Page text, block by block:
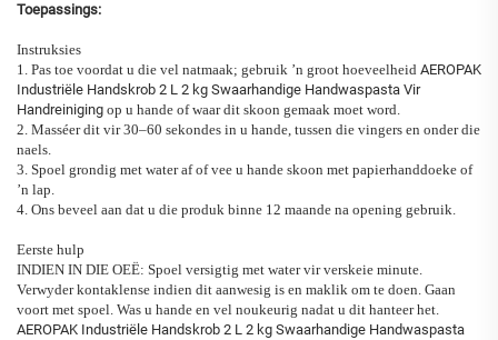
Toepassings:
Instruksies
1. Pas toe voordat u die vel natmaak; gebruik ’n groot hoeveelheid AEROPAK
Industriële Handskrob 2 L 2 kg Swaarhandige Handwaspasta Vir
Handreiniging op u hande of waar dit skoon gemaak moet word.
2. Masséer dit vir 30–60 sekondes in u hande, tussen die vingers en onder die
naels.
3. Spoel grondig met water af of vee u hande skoon met papierhanddoeke of
’n lap.
4. Ons beveel aan dat u die produk binne 12 maande na opening gebruik.
Eerste hulp
INDIEN IN DIE OEË: Spoel versigtig met water vir verskeie minute.
Verwyder kontaklense indien dit aanwesig is en maklik om te doen. Gaan
voort met spoel. Was u hande en vel noukeurig nadat u dit hanteer het.
AEROPAK Industriële Handskrob 2 L 2 kg Swaarhandige Handwaspasta